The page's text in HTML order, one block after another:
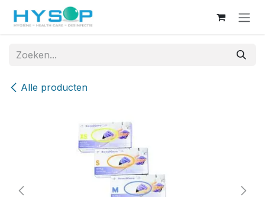
Overslaan naar inhoud
Alle producten